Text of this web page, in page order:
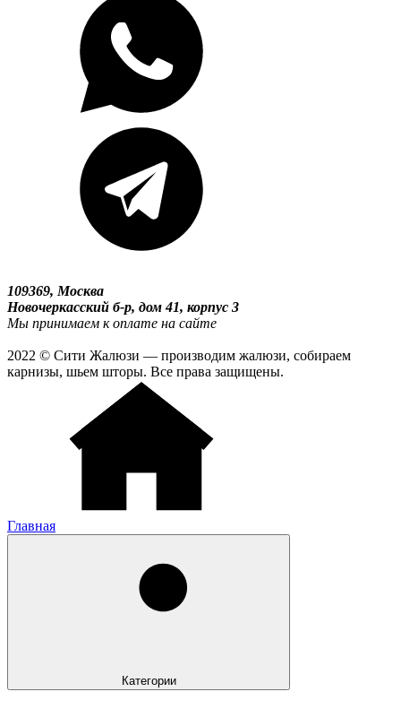
109369, Москва
Новочеркасский б-р, дом 41, корпус 3
Мы принимаем к оплате на сайте
2022 © Сити Жалюзи — производим жалюзи, собираем
карнизы, шьем шторы. Все права защищены.
Главная
Категории